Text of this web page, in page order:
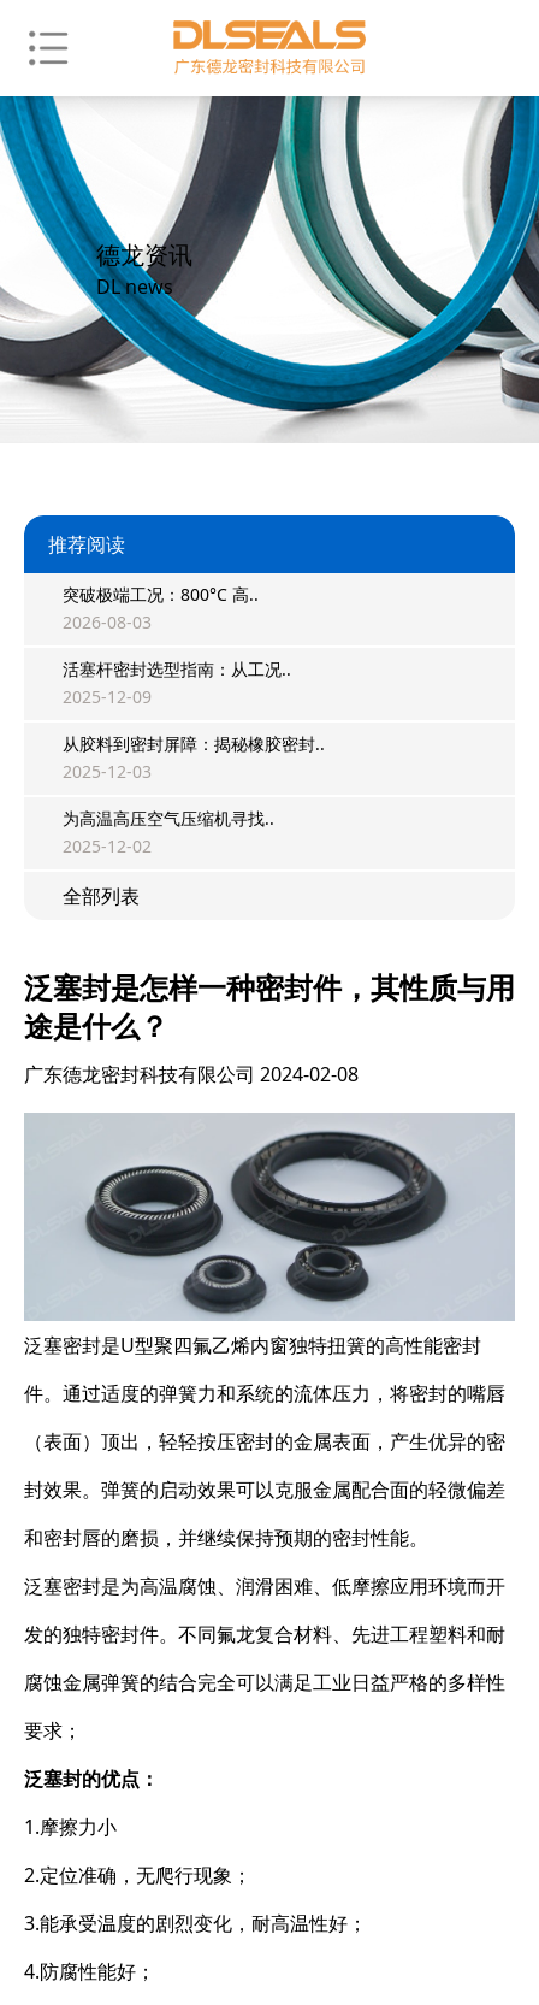
德龙资讯
DL news
推荐阅读
突破极端工况：800°C 高..
2026-08-03
活塞杆密封选型指南：从工况..
2025-12-09
从胶料到密封屏障：揭秘橡胶密封..
2025-12-03
为高温高压空气压缩机寻找..
2025-12-02
全部列表
泛塞封是怎样一种密封件，其性质与用
途是什么？
广东德龙密封科技有限公司 2024-02-08
泛塞密封是U型聚四氟乙烯内窗独特扭簧的高性能密封
件。通过适度的弹簧力和系统的流体压力，将密封的嘴唇
（表面）顶出，轻轻按压密封的金属表面，产生优异的密
封效果。弹簧的启动效果可以克服金属配合面的轻微偏差
和密封唇的磨损，并继续保持预期的密封性能。
泛塞密封是为高温腐蚀、润滑困难、低摩擦应用环境而开
发的独特密封件。不同氟龙复合材料、先进工程塑料和耐
腐蚀金属弹簧的结合完全可以满足工业日益严格的多样性
要求；
泛塞封的优点：
1.摩擦力小
2.定位准确，无爬行现象；
3.能承受温度的剧烈变化，耐高温性好；
4.防腐性能好；